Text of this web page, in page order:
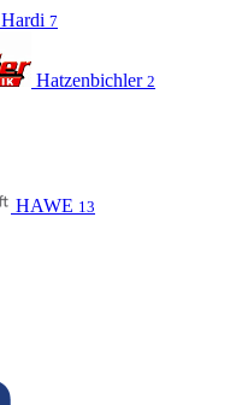
Hardi 7
Hatzenbichler 2
HAWE 13